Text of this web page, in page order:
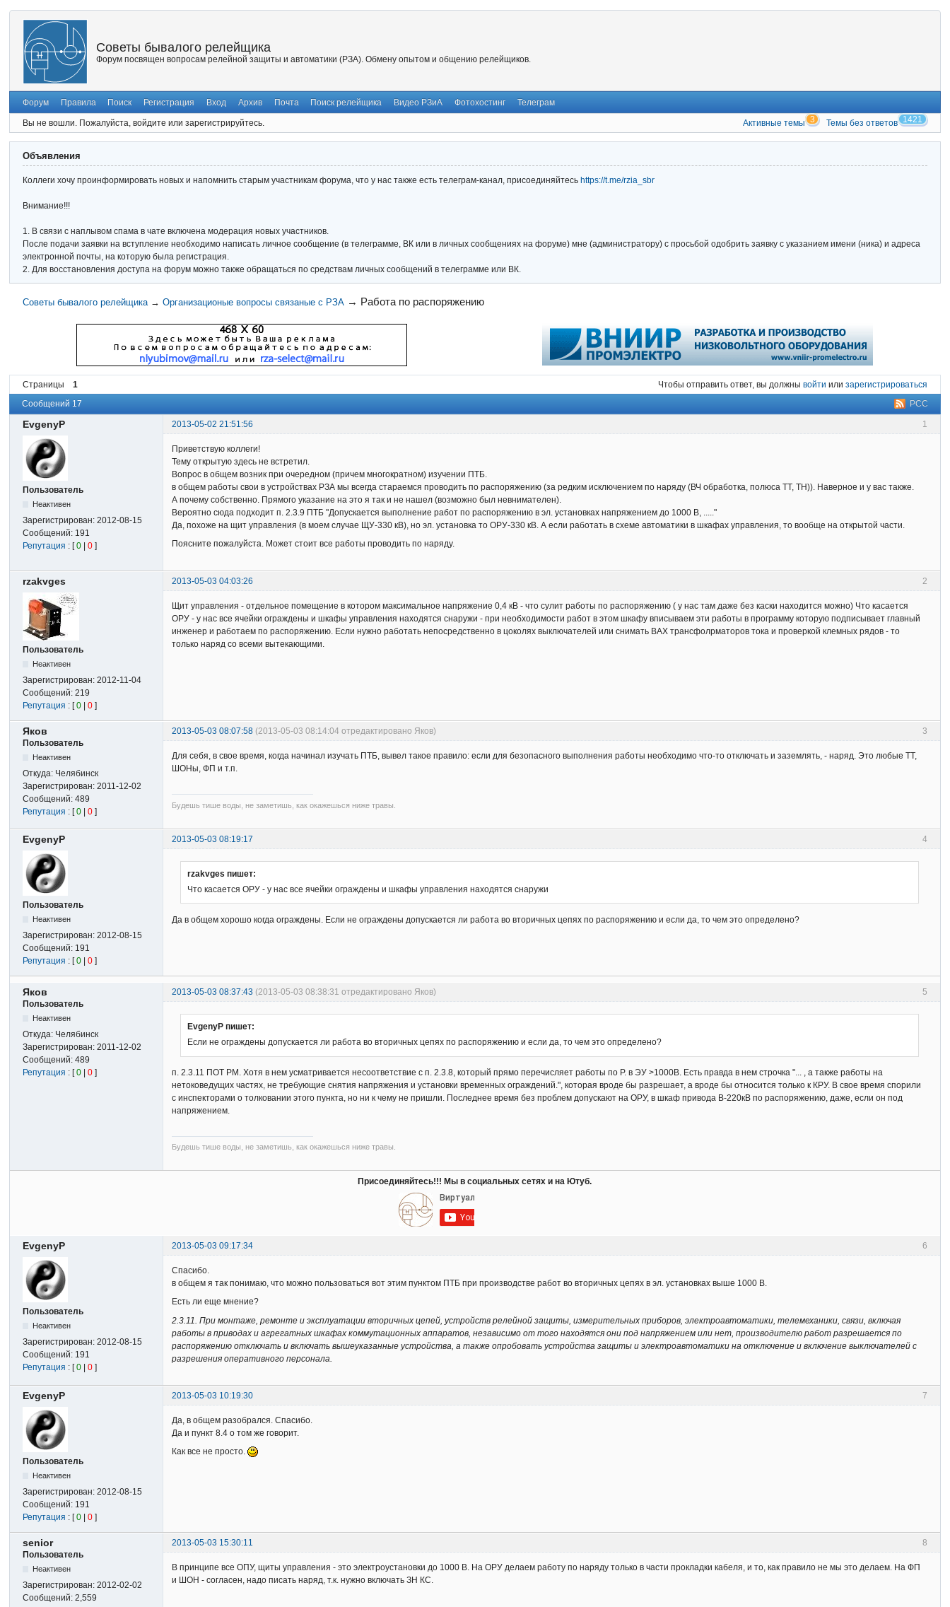
Советы бывалого релейщика
Форум посвящен вопросам релейной защиты и автоматики (РЗА). Обмену опытом и общению релейщиков.
Форум Правила Поиск Регистрация Вход Архив Почта Поиск релейщика Видео РЗиА Фотохостинг Телеграм
Вы не вошли. Пожалуйста, войдите или зарегистрируйтесь. Активные темы 3 Темы без ответов 1421
Объявления
Коллеги хочу проинформировать новых и напомнить старым участникам форума, что у нас также есть телеграм-канал, присоединяйтесь https://t.me/rzia_sbr
Внимание!!!
1. В связи с наплывом спама в чате включена модерация новых участников.
После подачи заявки на вступление необходимо написать личное сообщение (в телеграмме, ВК или в личных сообщениях на форуме) мне (администратору) с просьбой одобрить заявку с указанием имени (ника) и адреса
электронной почты, на которую была регистрация.
2. Для восстановления доступа на форум можно также обращаться по средствам личных сообщений в телеграмме или ВК.
Советы бывалого релейщика → Организационые вопросы связаные с РЗА → Работа по распоряжению
Страницы 1 Чтобы отправить ответ, вы должны войти или зарегистрироваться
РСС
Сообщений 17
1
EvgenyP 2013-05-02 21:51:56
Пользователь
Неактивен
Зарегистрирован:2012-08-15
Сообщений: 191
Репутация : [0 |0 ]
Приветствую коллеги!
Тему открытую здесь не встретил.
Вопрос в общем возник при очередном (причем многократном) изучении ПТБ.
в общем работы свои в устройствах РЗА мы всегда стараемся проводить по распоряжению (за редким исключением по наряду (ВЧ обработка, полюса ТТ, ТН)). Наверное и у вас также.
А почему собственно. Прямого указание на это я так и не нашел (возможно был невнимателен).
Вероятно сюда подходит п. 2.3.9 ПТБ "Допускается выполнение работ по распоряжению в эл. установках напряжением до 1000 В, ....."
Да, похоже на щит управления (в моем случае ЩУ-330 кВ), но эл. установка то ОРУ-330 кВ. А если работать в схеме автоматики в шкафах управления, то вообще на открытой части.
Поясните пожалуйста. Может стоит все работы проводить по наряду.
2
rzakvges 2013-05-03 04:03:26
Пользователь
Неактивен
Зарегистрирован:2012-11-04
Сообщений:219
Репутация : [0 |0 ]
Щит управления - отдельное помещение в котором максимальное напряжение 0,4 кВ - что сулит работы по распоряжению ( у нас там даже без каски находится можно) Что касается
ОРУ - у нас все ячейки ограждены и шкафы управления находятся снаружи - при необходимости работ в этом шкафу вписываем эти работы в программу которую подписывает главный
инженер и работаем по распоряжению. Если нужно работать непосредственно в цоколях выключателей или снимать ВАХ трансфолрматоров тока и проверкой клемных рядов - то
только наряд со всеми вытекающими.
3
Яков 2013-05-03 08:07:58 (2013-05-03 08:14:04 отредактировано Яков)
Пользователь
Неактивен
Откуда: Челябинск
Зарегистрирован:2011-12-02
Сообщений:489
Репутация : [0 |0 ]
Для себя, в свое время, когда начинал изучать ПТБ, вывел такое правило: если для безопасного выполнения работы необходимо что-то отключать и заземлять, - наряд. Это любые ТТ,
ШОНы, ФП и т.п.
Будешь тише воды, не заметишь, как окажешься ниже травы.
4
EvgenyP 2013-05-03 08:19:17
Пользователь
Неактивен
Зарегистрирован:2012-08-15
Сообщений: 191
Репутация : [0 |0 ]
rzakvges пишет:
Что касается ОРУ - у нас все ячейки ограждены и шкафы управления находятся снаружи
Да в общем хорошо когда ограждены. Если не ограждены допускается ли работа во вторичных цепях по распоряжению и если да, то чем это определено?
5
Яков 2013-05-03 08:37:43 (2013-05-03 08:38:31 отредактировано Яков)
Пользователь
Неактивен
Откуда: Челябинск
Зарегистрирован:2011-12-02
Сообщений:489
Репутация : [0 |0 ]
EvgenyP пишет:
Если не ограждены допускается ли работа во вторичных цепях по распоряжению и если да, то чем это определено?
п. 2.3.11 ПОТ РМ. Хотя в нем усматривается несоответствие с п. 2.3.8, который прямо перечисляет работы по Р. в ЭУ >1000В. Есть правда в нем строчка "... , а также работы на
нетоковедущих частях, не требующие снятия напряжения и установки временных ограждений.", которая вроде бы разрешает, а вроде бы относится только к КРУ. В свое время спорили
с инспекторами о толковании этого пункта, но ни к чему не пришли. Последнее время без проблем допускают на ОРУ, в шкаф привода В-220кВ по распоряжению, даже, если он под
напряжением.
Будешь тише воды, не заметишь, как окажешься ниже травы.
Присоединяйтесь!!! Мы в социальных сетях и на Ютуб.
6
EvgenyP 2013-05-03 09:17:34
Пользователь
Неактивен
Зарегистрирован:2012-08-15
Сообщений: 191
Репутация : [0 |0 ]
Спасибо.
в общем я так понимаю, что можно пользоваться вот этим пунктом ПТБ при производстве работ во вторичных цепях в эл. установках выше 1000 В.
Есть ли еще мнение?
2.3.11. При монтаже, ремонте и эксплуатации вторичных цепей, устройств релейной защиты, измерительных приборов, электроавтоматики, телемеханики, связи, включая
работы в приводах и агрегатных шкафах коммутационных аппаратов, независимо от того находятся они под напряжением или нет, производителю работ разрешается по
распоряжению отключать и включать вышеуказанные устройства, а также опробовать устройства защиты и электроавтоматики на отключение и включение выключателей с
разрешения оперативного персонала.
7
EvgenyP 2013-05-03 10:19:30
Пользователь
Неактивен
Зарегистрирован:2012-08-15
Сообщений: 191
Репутация : [0 |0 ]
Да, в общем разобрался. Спасибо.
Да и пункт 8.4 о том же говорит.
Как все не просто.
8
senior
2013-05-03 15:30:11
Пользователь
Неактивен
Зарегистрирован:2012-02-02
Сообщений:2,559
В принципе все ОПУ, щиты управления - это электроустановки до 1000 В. На ОРУ делаем работу по наряду только в части прокладки кабеля, и то, как правило не мы это делаем. На ФП
и ШОН - согласен, надо писать наряд, т.к. нужно включать ЗН КС.